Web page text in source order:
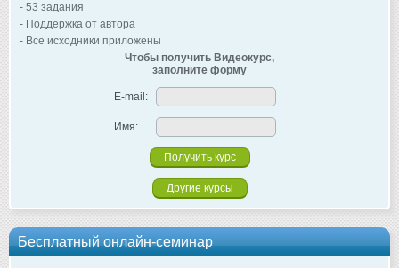
- 53 задания
- Поддержка от автора
- Все исходники приложены
Чтобы получить Видеокурс,
заполните форму
E-mail:
Имя:
Другие курсы
Бесплатный онлайн-семинар